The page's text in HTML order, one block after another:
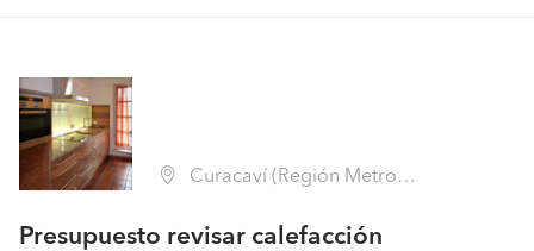
Curacaví (Región Metropolitana - Melipilla)
Presupuesto revisar calefacción